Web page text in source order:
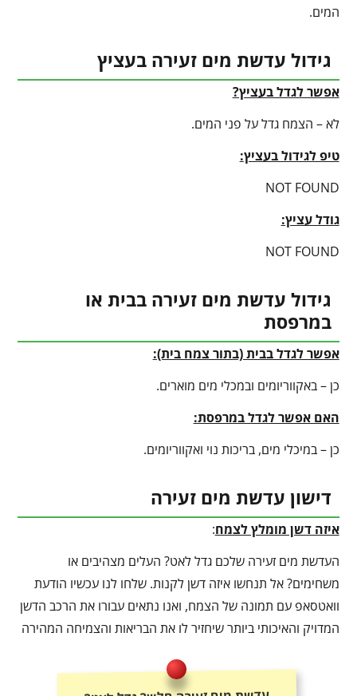
המים.
גידול עדשת מים זעירה בעציץ
אפשר לגדל בעציץ?
לא – הצמח גדל על פני המים.
טיפ לגידול בעציץ:
NOT FOUND
גודל עציץ:
NOT FOUND
גידול עדשת מים זעירה בבית או
במרפסת
אפשר לגדל בבית (בתור צמח בית):
כן – באקווריומים ובמכלי מים מוארים.
האם אפשר לגדל במרפסת:
כן – במיכלי מים, בריכות נוי ואקווריומים.
דישון עדשת מים זעירה
איזה דשן מומלץ לצמח:
העדשת מים זעירה שלכם גדל לאט? העלים מצהיבים או
משחימים? אל תנחשו איזה דשן לקנות. שלחו לנו עכשיו הודעת
וואטסאפ עם תמונה של הצמח, ואנו נתאים עבורו את הרכב הדשן
המדויק והאיכותי ביותר שיחזיר לו את הבריאות והצמיחה המהירה